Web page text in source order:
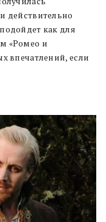
действительно
как для
«Ромео и
впечатлений, если